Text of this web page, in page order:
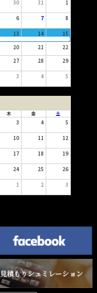
30 31 1
6 7 8
13 14 15
20 21 22
27 28 29
3 4 5
木 金 土
3 4 5
10 11 12
17 18 19
24 25 26
1 2 3